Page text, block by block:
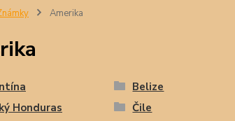
Amerika
Belize
Honduras
Čile